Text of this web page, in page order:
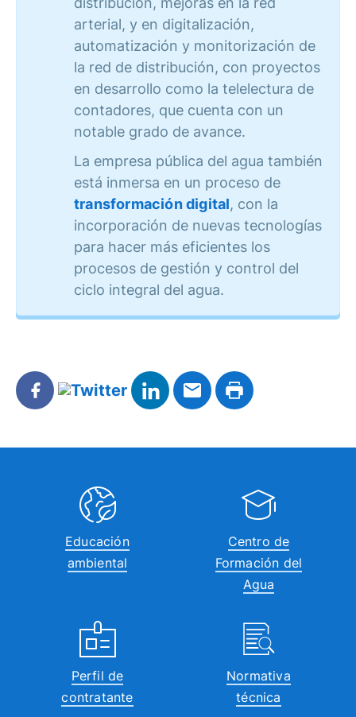
arterial, y en digitalización,
automatización y monitorización de
la red de distribución, con proyectos
en desarrollo como la telelectura de
contadores, que cuenta con un
notable grado de avance.
La empresa pública del agua también
está inmersa en un proceso de
transformación digital, con la
incorporación de nuevas tecnologías
para hacer más eficientes los
procesos de gestión y control del
ciclo integral del agua.
Educación
ambiental
Centro de
Formación del
Agua
Perfil de
contratante
Normativa
técnica